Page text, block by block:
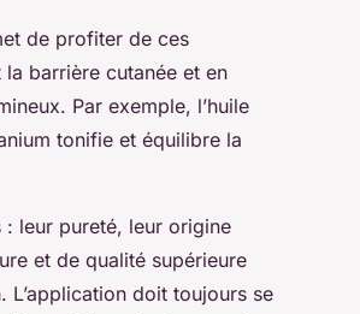
de profiter de ces
barrière cutanée et en
Par exemple, l’huile
tonifie et équilibre la
: leur pureté, leur origine
et de qualité supérieure
L’application doit toujours se